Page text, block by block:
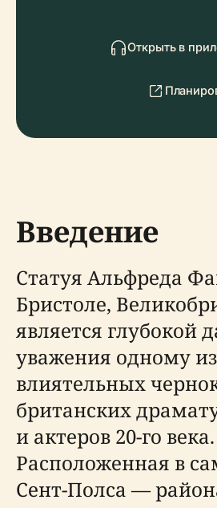
Открыть в
Введение
Статуя Альфреда
Бристоле,
является глубокой
уважения одному
влиятельных
британских
и актеров 20-го века.
Расположенная в
Сент-Полса —